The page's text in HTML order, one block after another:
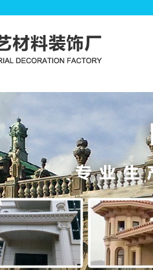
首页>>生产设备